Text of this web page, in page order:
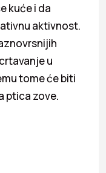
kuće i da
aktivnost.
u
tome će biti
ptica zove.